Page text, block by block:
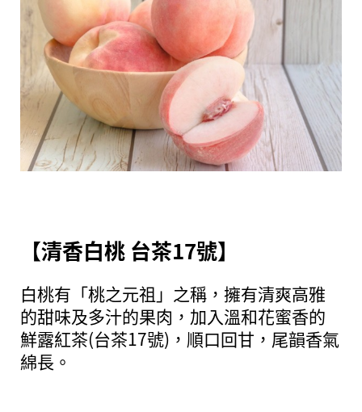
【清香白桃 台茶17號】
白桃有「桃之元祖」之稱，擁有清爽高雅
的甜味及多汁的果肉，加入溫和花蜜香的
鮮露紅茶(台茶17號)，順口回甘，尾韻香氣
綿長。